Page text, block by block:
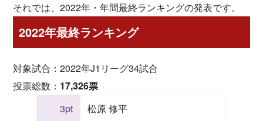
それでは、2022年・年間最終ランキングの発表です。
2022年最終ランキング
対象試合：2022年J1リーグ34試合
投票総数： 17,326票
3pt
松原 修平